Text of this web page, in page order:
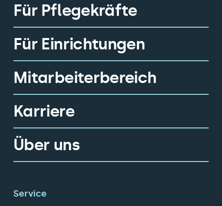
Für Pflegekräfte
Für Einrichtungen
Mitarbeiterbereich
Karriere
Über uns
Service